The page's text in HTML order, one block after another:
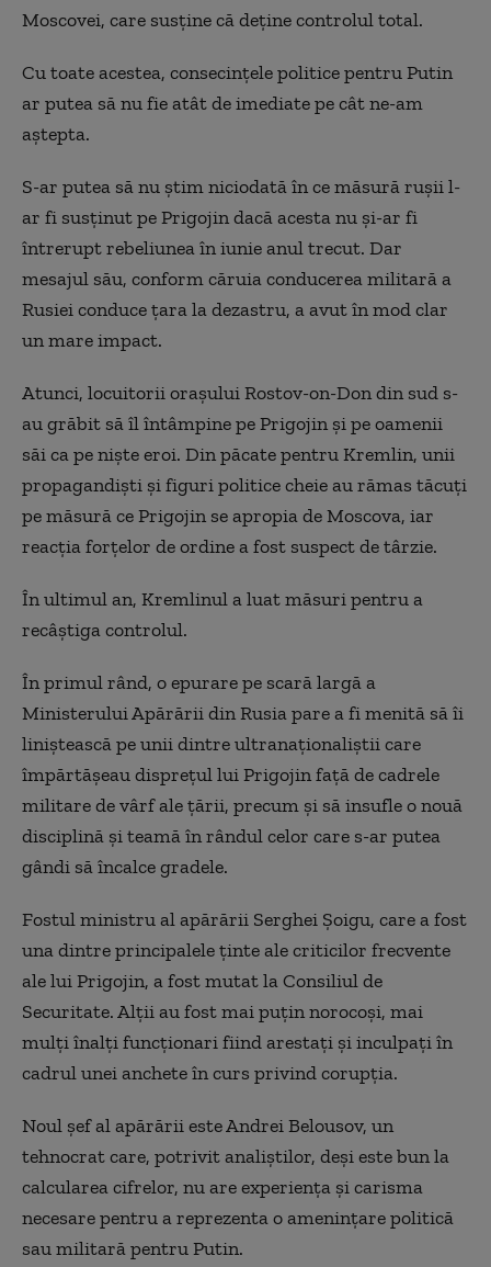
Moscovei, care susține că deține controlul total.
Cu toate acestea, consecințele politice pentru Putin
ar putea să nu fie atât de imediate pe cât ne-am
aștepta.
S-ar putea să nu știm niciodată în ce măsură rușii l-
ar fi susținut pe Prigojin dacă acesta nu și-ar fi
întrerupt rebeliunea în iunie anul trecut. Dar
mesajul său, conform căruia conducerea militară a
Rusiei conduce țara la dezastru, a avut în mod clar
un mare impact.
Atunci, locuitorii orașului Rostov-on-Don din sud s-
au grăbit să îl întâmpine pe Prigojin și pe oamenii
săi ca pe niște eroi. Din păcate pentru Kremlin, unii
propagandiști și figuri politice cheie au rămas tăcuți
pe măsură ce Prigojin se apropia de Moscova, iar
reacția forțelor de ordine a fost suspect de târzie.
În ultimul an, Kremlinul a luat măsuri pentru a
recâștiga controlul.
În primul rând, o epurare pe scară largă a
Ministerului Apărării din Rusia pare a fi menită să îi
liniștească pe unii dintre ultranaționaliștii care
împărtășeau disprețul lui Prigojin față de cadrele
militare de vârf ale țării, precum și să insufle o nouă
disciplină și teamă în rândul celor care s-ar putea
gândi să încalce gradele.
Fostul ministru al apărării Serghei Șoigu, care a fost
una dintre principalele ținte ale criticilor frecvente
ale lui Prigojin, a fost mutat la Consiliul de
Securitate. Alții au fost mai puțin norocoși, mai
mulți înalți funcționari fiind arestați și inculpați în
cadrul unei anchete în curs privind corupția.
Noul șef al apărării este Andrei Belousov, un
tehnocrat care, potrivit analiștilor, deși este bun la
calcularea cifrelor, nu are experiența și carisma
necesare pentru a reprezenta o amenințare politică
sau militară pentru Putin.